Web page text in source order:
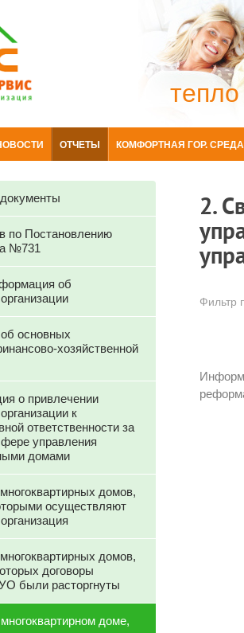
тепло
ОТЧЕТЫ КОМФОРТНАЯ ГОР. СРЕДА
2.
Фильтр
по Постановлению
№731
об
основных
хозяйственной
о привлечении
к
ответственности за
управления
домами
домов,
осуществляют
домов,
договоры
были расторгнуты
доме,